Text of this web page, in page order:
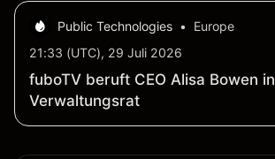
Public Technologies •
Europe
21:33 (UTC), 29 Juli 2026
fuboTV beruft CEO Alisa Bowen in
Verwaltungsrat